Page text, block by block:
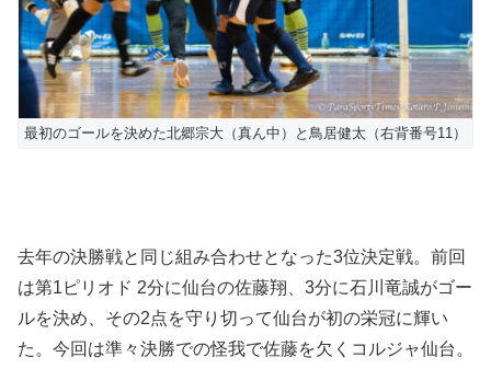
最初のゴールを決めた北郷宗大（真ん中）と鳥居健太（右背番号11）
去年の決勝戦と同じ組み合わせとなった3位決定戦。前回
は第1ピリオド 2分に仙台の佐藤翔、3分に石川竜誠がゴー
ルを決め、その2点を守り切って仙台が初の栄冠に輝い
た。今回は準々決勝での怪我で佐藤を欠くコルジャ仙台。